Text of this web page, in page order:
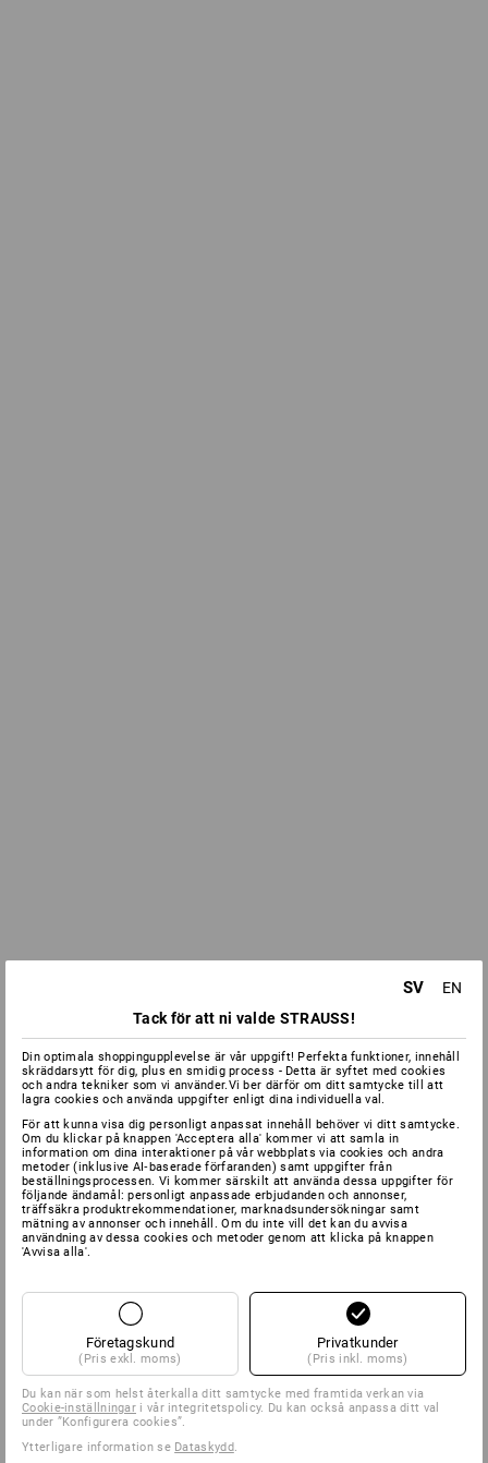
SV
EN
Tack för att ni valde STRAUSS!
Din optimala shoppingupplevelse är vår uppgift! Perfekta funktioner, innehåll
skräddarsytt för dig, plus en smidig process - Detta är syftet med cookies
och andra tekniker som vi använder.Vi ber därför om ditt samtycke till att
lagra cookies och använda uppgifter enligt dina individuella val.
För att kunna visa dig personligt anpassat innehåll behöver vi ditt samtycke.
Om du klickar på knappen 'Acceptera alla' kommer vi att samla in
information om dina interaktioner på vår webbplats via cookies och andra
metoder (inklusive AI‑baserade förfaranden) samt uppgifter från
beställningsprocessen. Vi kommer särskilt att använda dessa uppgifter för
följande ändamål: personligt anpassade erbjudanden och annonser,
träffsäkra produktrekommendationer, marknadsundersökningar samt
mätning av annonser och innehåll. Om du inte vill det kan du avvisa
användning av dessa cookies och metoder genom att klicka på knappen
'Avvisa alla'.
Företagskund
(Pris exkl. moms)
Privatkunder
(Pris inkl. moms)
Du kan när som helst återkalla ditt samtycke med framtida verkan via
Cookie-inställningar i vår integritetspolicy. Du kan också anpassa ditt val
under ”Konfigurera cookies”.
Ytterligare information se Dataskydd.